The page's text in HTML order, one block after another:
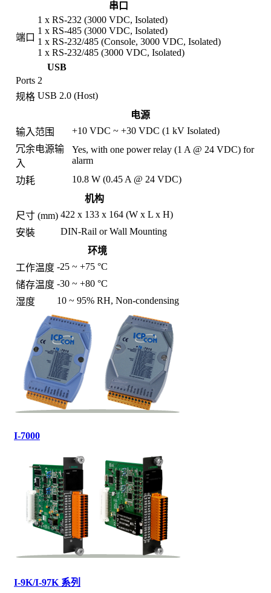
串口
端口
1 x RS-232 (3000 VDC, Isolated)
1 x RS-485 (3000 VDC, Isolated)
1 x RS-232/485 (Console, 3000 VDC, Isolated)
1 x RS-232/485 (3000 VDC, Isolated)
USB
Ports 2
规格 USB 2.0 (Host)
电源
输入范围
+10 VDC ~ +30 VDC (1 kV Isolated)
冗余电源输
入
Yes, with one power relay (1 A @ 24 VDC) for
alarm
功耗
10.8 W (0.45 A @ 24 VDC)
机构
尺寸 (mm) 422 x 133 x 164 (W x L x H)
安裝
DIN-Rail or Wall Mounting
环境
工作温度 -25 ~ +75 °C
储存温度 -30 ~ +80 °C
湿度
10 ~ 95% RH, Non-condensing
I-7000
I-9K/I-97K 系列